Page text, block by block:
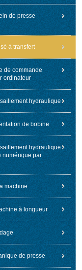
de presse
à transfert
de commande
ordinateur
hydraulique
de bobine
hydraulique
numérique par
machine
à longueur
de presse